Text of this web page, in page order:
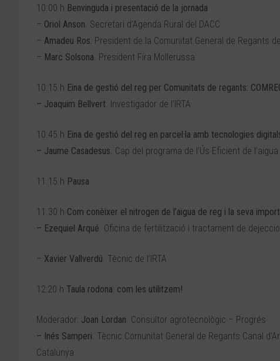
10.00 h Benvinguda i presentació de la jornada
– Oriol Anson. Secretari d’Agenda Rural del DACC
– Amadeu Ros. President de la Comunitat General de Regants
– Marc Solsona. President Fira Mollerussa
10.15 h Eina de gestió del reg per Comunitats de regants:
– Joaquim Bellvert. Investigador de l’IRTA
10.45 h Eina de gestió del reg en parcel·la amb tecnologies
– Jaume Casadesus. Cap del programa de l’Ús Eficient de
11.15 h Pausa
11.30 h Com conèixer el nitrogen de l’aigua de reg i la seva
– Ezequiel Arqué. Oficina de fertilització i tractament de
– Xavier Vallverdú. Tècnic de l’IRTA
12:20 h Taula rodona: com les utilitzem!
Moderador: Joan Lordan. Consultor agrotecnològic – Progrés
– Inés Samperi. Tècnic Comunitat General de Regants Canal
Catalunya